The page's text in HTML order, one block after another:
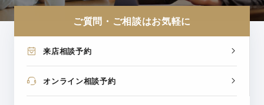
ご質問・ご相談はお気軽に
来店相談予約
オンライン相談予約